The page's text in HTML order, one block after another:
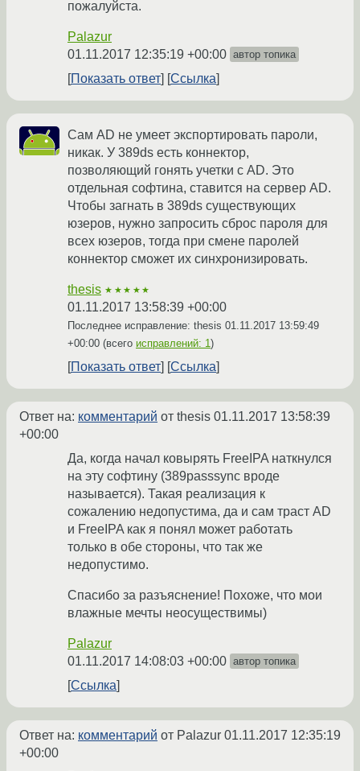
пожалуйста.
Palazur
01.11.2017 12:35:19 +00:00 автор топика
Показать ответ Ссылка
Сам AD не умеет экспортировать пароли,
никак. У 389ds есть коннектор,
позволяющий гонять учетки с AD. Это
отдельная софтина, ставится на сервер AD.
Чтобы загнать в 389ds существующих
юзеров, нужно запросить сброс пароля для
всех юзеров, тогда при смене паролей
коннектор сможет их синхронизировать.
thesis ★★★★★
01.11.2017 13:58:39 +00:00
Последнее исправление: thesis 01.11.2017 13:59:49
+00:00 (всего исправлений: 1)
Показать ответ Ссылка
Ответ на: комментарий от thesis 01.11.2017 13:58:39
+00:00
Да, когда начал ковырять FreeIPA наткнулся
на эту софтину (389passsync вроде
называется). Такая реализация к
сожалению недопустима, да и сам траст AD
и FreeIPA как я понял может работать
только в обе стороны, что так же
недопустимо.
Спасибо за разъяснение! Похоже, что мои
влажные мечты неосуществимы)
Palazur
01.11.2017 14:08:03 +00:00 автор топика
Ссылка
Ответ на: комментарий от Palazur 01.11.2017 12:35:19
+00:00